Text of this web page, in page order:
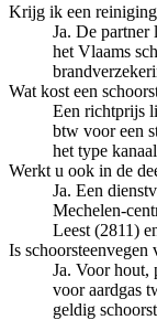
Krijg ik een
Ja. De partner
het Vlaams
Wat kost een
Een richtprijs
btw voor een
het type
Werkt u ook in de
Ja. Een
Mechelen-
Leest (2811)
Is
Ja. Voor hout,
voor aardgas
geldig